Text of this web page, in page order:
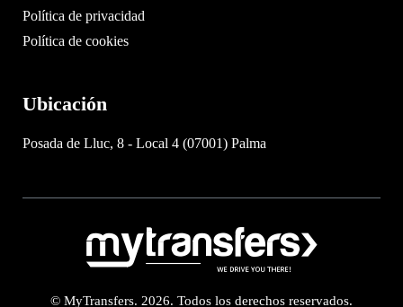
Política de privacidad
Política de cookies
Ubicación
Posada de Lluc, 8 - Local 4 (07001) Palma
© MyTransfers. 2026. Todos los derechos reservados.